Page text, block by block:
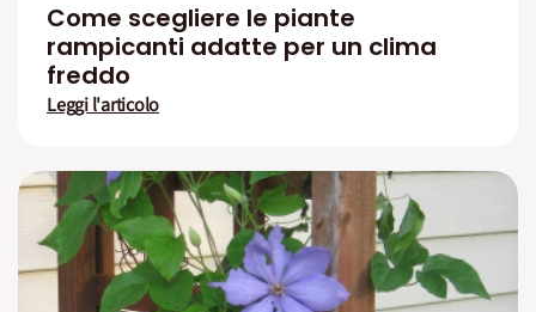
Come scegliere le piante
rampicanti adatte per un clima
freddo
Leggi l'articolo